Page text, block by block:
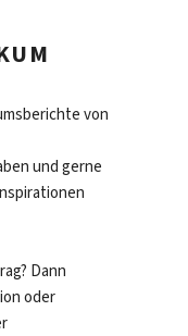
von
und gerne
Dann
oder